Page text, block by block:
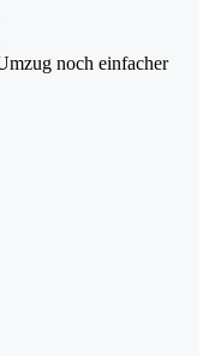
noch einfacher